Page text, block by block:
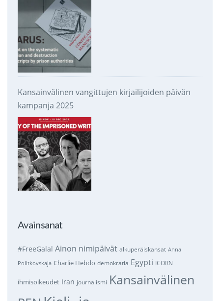
Kansainvälinen vangittujen kirjailijoiden päivän
kampanja 2025
Avainsanat
#FreeGalal Ainon nimipäivät alkuperäiskansat Anna
Politkovskaja Charlie Hebdo demokratia Egypti ICORN
ihmisoikeudet Iran journalismi Kansainvälinen